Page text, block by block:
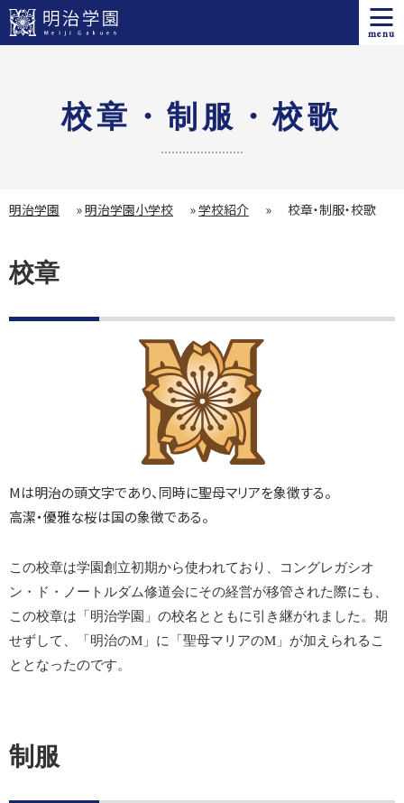
menu
校章・制服・校歌
明治学園 »明治学園小学校 »学校紹介 » 校章・制服・校歌
校章
Mは明治の頭文字であり、同時に聖母マリアを象徴する。
高潔・優雅な桜は国の象徴である。
この校章は学園創立初期から使われており、コングレガシオ
ン・ド・ノートルダム修道会にその経営が移管された際にも、
この校章は「明治学園」の校名とともに引き継がれました。期
せずして、「明治のM」に「聖母マリアのM」が加えられるこ
ととなったのです。
制服